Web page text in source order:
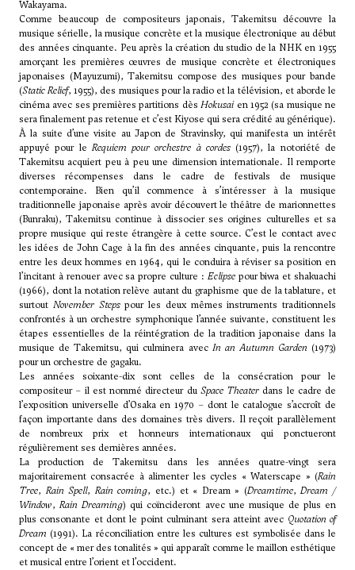
Wakayama.
Comme beaucoup de compositeurs japonais, Takemitsu découvre la
musique sérielle, la musique concrète et la musique électronique au début
des années cinquante. Peu après la création du studio de la NHK en 1955
amorçant les premières œuvres de musique concrète et électroniques
japonaises (Mayuzumi), Takemitsu compose des musiques pour bande
(Static Relief, 1955), des musiques pour la radio et la télévision, et aborde le
cinéma avec ses premières partitions dèsHokusaien 1952 (sa musique ne
sera finalement pas retenue et c’est Kiyose qui sera crédité au générique).
À la suite d’une visite au Japon de Stravinsky, qui manifesta un intérêt
appuyé pour le Requiem pour orchestre à cordes(1957), la notoriété de
Takemitsu acquiert peu à peu une dimension internationale. Il remporte
diverses récompenses dans le cadre de festivals de musique
contemporaine. Bien qu’il commence à s’intéresser à la musique
traditionnelle japonaise après avoir découvert le théâtre de marionnettes
(Bunraku), Takemitsu continue à dissocier ses origines culturelles et sa
propre musique qui reste étrangère à cette source. C’est le contact avec
les idées de John Cage à la fin des années cinquante, puis la rencontre
entre les deux hommes en 1964, qui le conduira à réviser sa position en
l’incitant à renouer avec sa propre culture : Eclipsepour biwa et shakuachi
(1966), dont la notation relève autant du graphisme que de la tablature, et
surtout November Stepspour les deux mêmes instruments traditionnels
confrontés à un orchestre symphonique l’année suivante, constituent les
étapes essentielles de la réintégration de la tradition japonaise dans la
musique de Takemitsu, qui culminera avec In an Autumn Garden (1973)
pour un orchestre de gagaku.
Les années soixante-dix sont celles de la consécration pour le
compositeur – il est nommé directeur du Space Theater dans le cadre de
l’exposition universelle d’Osaka en 1970 – dont le catalogue s’accroît de
façon importante dans des domaines très divers. Il reçoit parallèlement
de nombreux prix et honneurs internationaux qui ponctueront
régulièrement ses dernières années.
La production de Takemitsu dans les années quatre-vingt sera
majoritairement consacrée à alimenter les cycles « Waterscape » (Rain
Tree, Rain Spell, Rain coming, etc.) et « Dream » (Dreamtime,Dream /
Window,Rain Dreaming) qui coïncideront avec une musique de plus en
plus consonante et dont le point culminant sera atteint avec Quotation of
Dream (1991). La réconciliation entre les cultures est symbolisée dans le
concept de « mer des tonalités » qui apparaît comme le maillon esthétique
et musical entre l’orient et l’occident.